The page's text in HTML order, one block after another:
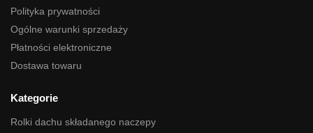
Polityka prywatności
Ogólne warunki sprzedaży
Płatności elektroniczne
Dostawa towaru
Kategorie
Rolki dachu składanego naczepy